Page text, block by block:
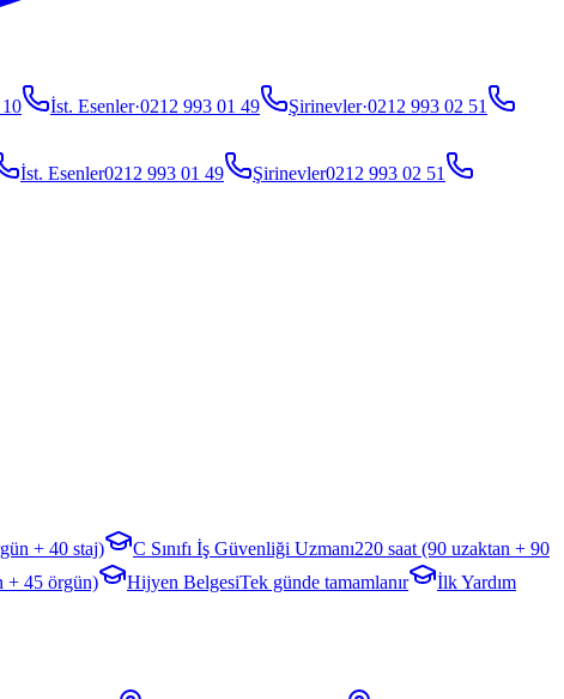
İst. Esenler·0212 993 01 49 Şirinevler·0212 993 02 51
İst. Esenler0212 993 01 49 Şirinevler0212 993 02 51
+ 40 staj) C Sınıfı İş Güvenliği Uzmanı220 saat (90 uzaktan + 90
+ 45 örgün) Hijyen BelgesiTek günde tamamlanır
İlk Yardım